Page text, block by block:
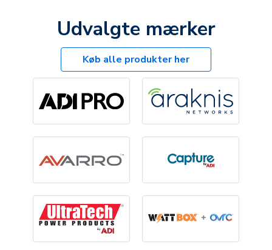
Udvalgte mærker
Køb alle produkter her